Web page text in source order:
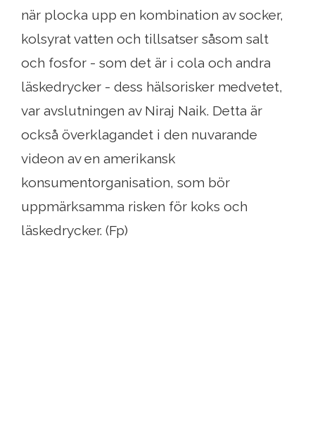
när plocka upp en kombination av socker,
kolsyrat vatten och tillsatser såsom salt
och fosfor - som det är i cola och andra
läskedrycker - dess hälsorisker medvetet,
var avslutningen av Niraj Naik. Detta är
också överklagandet i den nuvarande
videon av en amerikansk
konsumentorganisation, som bör
uppmärksamma risken för koks och
läskedrycker. (Fp)